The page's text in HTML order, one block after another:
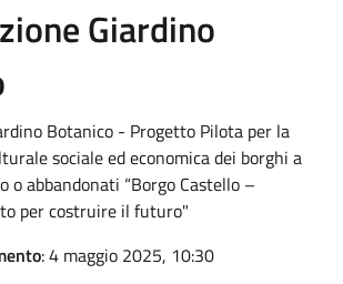
Giardino
Botanico - Progetto Pilota per la
sociale ed economica dei borghi a
o abbandonati “Borgo Castello –
per costruire il futuro"
: 4 maggio 2025, 10:30